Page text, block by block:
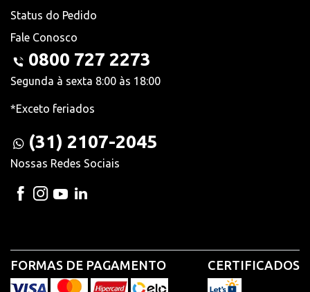
Status do Pedido
Fale Conosco
0800 727 2273
Segunda à sexta 8:00 às 18:00
*Exceto feriados
(31) 2107-2045
Nossas Redes Sociais
FORMAS DE PAGAMENTO CERTIFICADOS